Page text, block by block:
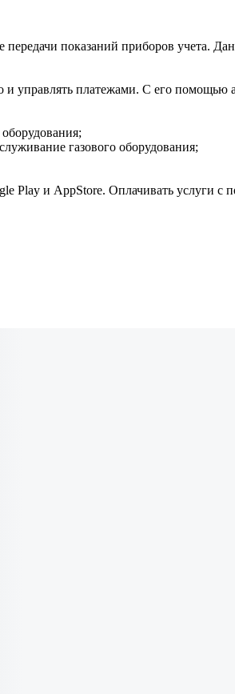
показаний приборов учета.
и управлять платежами. С его помощью
газового оборудования;
Play и AppStore. Оплачивать услуги с